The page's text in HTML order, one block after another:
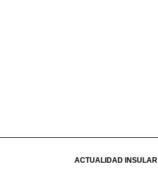
ACTUALIDAD INSULAR